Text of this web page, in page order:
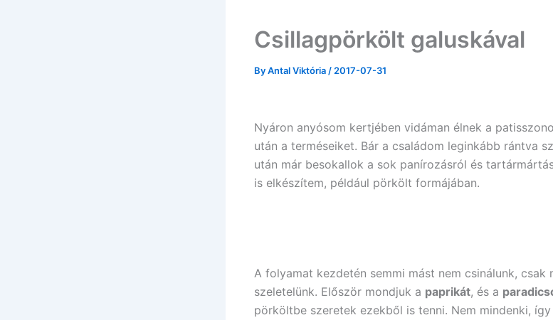
Csillagpörkölt galuskával
ByAntal Viktória / 2017-07-31
Nyáron anyósom kertjében vidáman élnek a
után a terméseiket. Bár a családom leginkább rántva
után már besokallok a sok panírozásról és
is elkészítem, például pörkölt formájában.
A folyamat kezdetén semmi mást nem csinálunk, csak
szeletelünk. Először mondjuk a paprikát, és a
pörköltbe szeretek ezekből is tenni. Nem mindenki,